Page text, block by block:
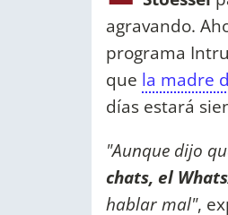
agravando.
programa
que la madre
días estará
"Aunque dijo
chats, el
hablar mal",